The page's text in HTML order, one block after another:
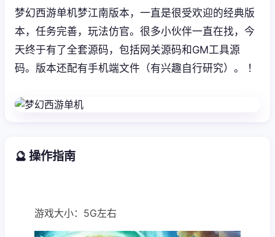
梦幻西游单机梦江南版本，一直是很受欢迎的经典版
本，任务完善，玩法仿官。很多小伙伴一直在找，今
天终于有了全套源码，包括网关源码和GM工具源
码。版本还配有手机端文件（有兴趣自行研究）。 ！
🔮 操作指南
游戏大小：5G左右